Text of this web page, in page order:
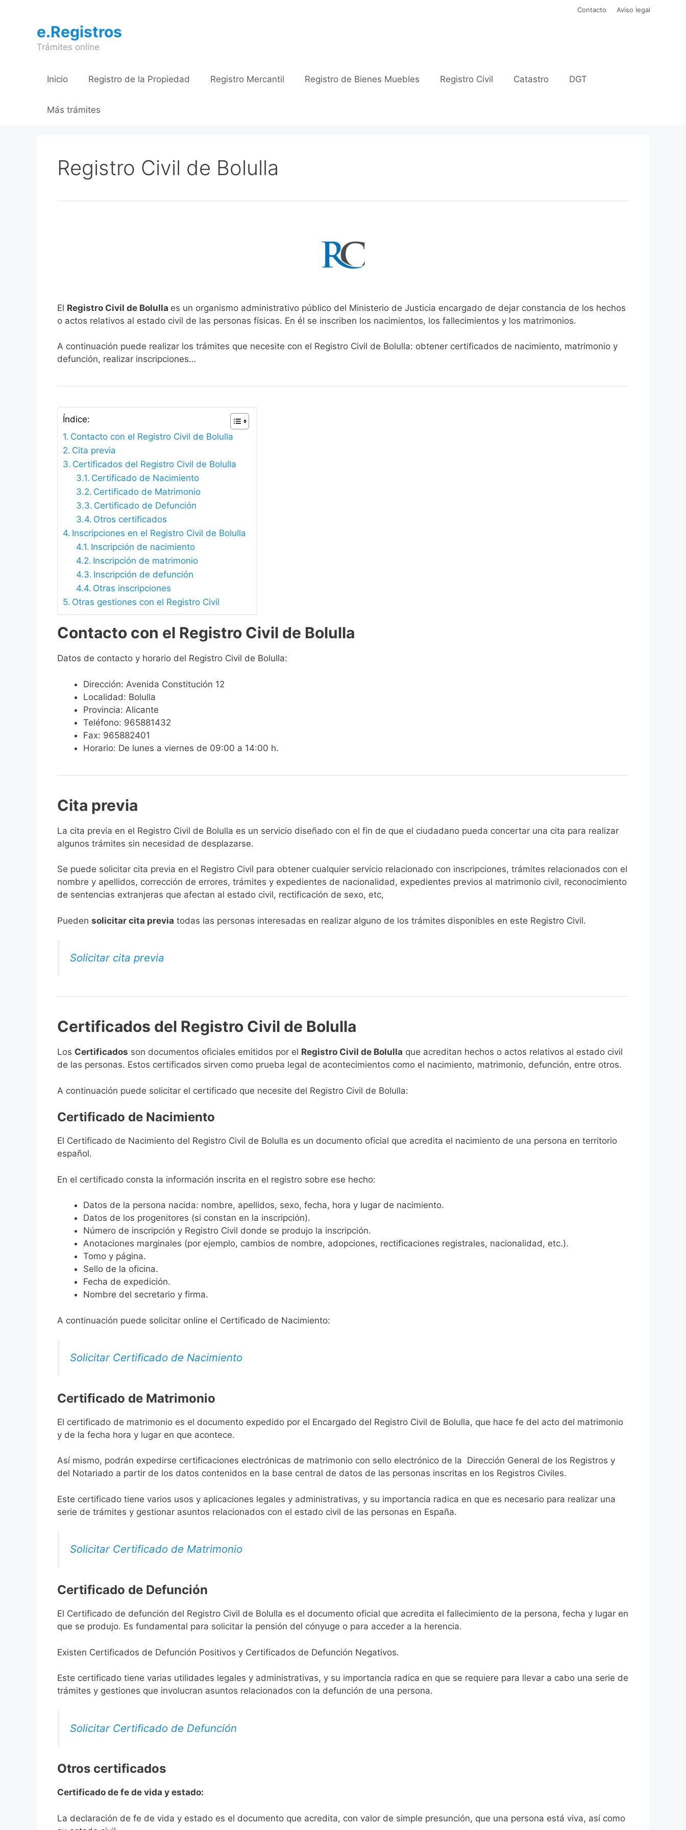
contenido
Contacto Aviso legal
e.Registros
Trámites online
Inicio Registro de la Propiedad Registro Mercantil Registro de Bienes Muebles Registro Civil Catastro DGT
Más trámites
Registro Civil de Bolulla
El Registro Civil de Bolulla es un organismo administrativo público del Ministerio de Justicia encargado de dejar constancia de los hechos
o actos relativos al estado civil de las personas físicas. En él se inscriben los nacimientos, los fallecimientos y los matrimonios.
A continuación puede realizar los trámites que necesite con el Registro Civil de Bolulla: obtener certificados de nacimiento, matrimonio y
defunción, realizar inscripciones…
Índice:
Contacto con el Registro Civil de Bolulla
Cita previa
Certificados del Registro Civil de Bolulla
Certificado de Nacimiento
Certificado de Matrimonio
Certificado de Defunción
Otros certificados
Inscripciones en el Registro Civil de Bolulla
Inscripción de nacimiento
Inscripción de matrimonio
Inscripción de defunción
Otras inscripciones
Otras gestiones con el Registro Civil
Contacto con el Registro Civil de Bolulla
Datos de contacto y horario del Registro Civil de Bolulla:
Dirección: Avenida Constitución 12
Localidad: Bolulla
Provincia: Alicante
Teléfono: 965881432
Fax: 965882401
Horario: De lunes a viernes de 09:00 a 14:00 h.
Cita previa
​​​​​​​​​​​​​​​​​​​​​​​​​​​​La cita previa en el Registro Civil de Bolulla es un servicio diseñado con el fin de que el ciudadano pueda concertar una cita para realizar
algunos trámites sin necesidad de desplazarse.​
Se puede solicitar cita previa en el Registro Civil para obtener cualquier servicio relacionado con inscripciones, trámites relacionados con el
nombre y apellidos, corrección de errores, trámites y expedientes de nacionalidad, expedientes previos al matrimonio civil, reconocimiento
de sentencias extranjeras que afectan al estado civil, rectificación de sexo, etc,
​Pueden solicitar cita previa todas las personas interesadas en realizar alguno de los trámites disponibles en este Registro Civil.​
Solicitar cita previa
Certificados del Registro Civil de Bolulla
Los Certificados son documentos oficiales emitidos por el Registro Civil de Bolulla que acreditan hechos o actos relativos al estado civil
de las personas. Estos certificados sirven como prueba legal de acontecimientos como el nacimiento, matrimonio, defunción, entre otros.
A continuación puede solicitar el certificado que necesite del Registro Civil de Bolulla:
Certificado de Nacimiento
El Certificado de Nacimiento del Registro Civil de Bolulla es un documento oficial que acredita el nacimiento de una persona en territorio
español.
En el certificado consta la información inscrita en el registro sobre ese hecho:
Datos de la persona nacida: nombre, apellidos, sexo, fecha, hora y lugar de nacimiento.
Datos de los progenitores (si constan en la inscripción).
Número de inscripción y Registro Civil donde se produjo la inscripción.
Anotaciones marginales (por ejemplo, cambios de nombre, adopciones, rectificaciones registrales, nacionalidad, etc.).
Tomo y página.
Sello de la oficina.
Fecha de expedición.
Nombre del secretario y firma.
A continuación puede solicitar online el Certificado de Nacimiento:
Solicitar Certificado de Nacimiento
Certificado de Matrimonio
El certificado de matrimonio es el documento expedido por el Encargado del Registro Civil de Bolulla, que hace fe del acto del matrimonio
y de la fecha hora y lugar en que acontece.
Así mismo, podrán expedirse certificaciones electrónicas de matrimonio con sello electrónico de la Dirección General de los Registros y
del Notariado a partir de los datos contenidos en la base central de datos de las personas inscritas en los Registros Civiles.
Este certificado tiene varios usos y aplicaciones legales y administrativas, y su importancia radica en que es necesario para realizar una
serie de trámites y gestionar asuntos relacionados con el estado civil de las personas en España.
Solicitar Certificado de Matrimonio
Certificado de Defunción
El Certificado de defunción del Registro Civil de Bolulla es el documento oficial que acredita el fallecimiento de la persona, fecha y lugar en
que se produjo. Es fundamental para solicitar la pensión del cónyuge o para acceder a la herencia.
Existen Certificados de Defunción Positivos y Certificados de Defunción Negativos.
Este certificado tiene varias utilidades legales y administrativas, y su importancia radica en que se requiere para llevar a cabo una serie de
trámites y gestiones que involucran asuntos relacionados con la defunción de una persona.
Solicitar Certificado de Defunción
Otros certificados
Certificado de fe de vida y estado:
La declaración de fe de vida y estado es el documento que acredita, con valor de simple presunción, que una persona está viva, así como